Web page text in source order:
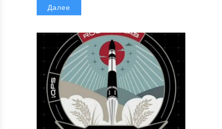
Далее